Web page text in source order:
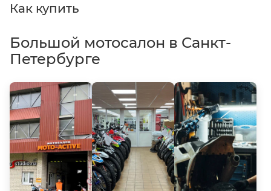
Как купить
Большой мотосалон в Санкт-
Петербурге